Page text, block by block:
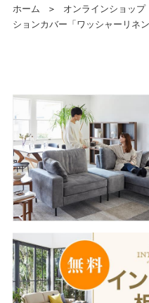
ホーム ＞ オンラインショップ
ションカバー「ワッシャーリネ